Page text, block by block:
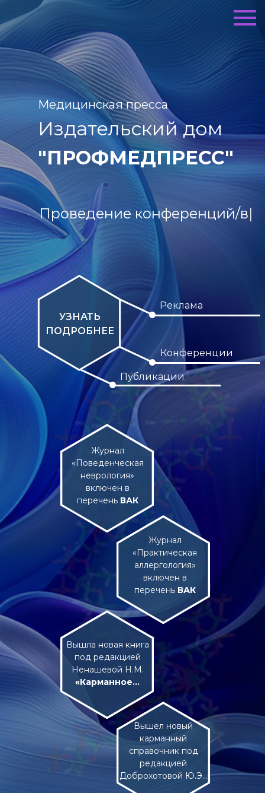
Издательский дом
"ПРОФМЕДПРЕСС"
Медицинская пресса
Издание книг/монограф|
Журнал
«Поведенческая
неврология»
включен в
перечень ВАК
Журнал
«Практическая
аллергология»
включен в
перечень ВАК
Вышла новая книга
под редакцией
Ненашевой Н.М.
«Карманное...
Вышел новый
карманный
справочник под
редакцией
Доброхотовой Ю.Э...
УЗНАТЬ
ПОДРОБНЕЕ
Реклама
Конференции
Публикации